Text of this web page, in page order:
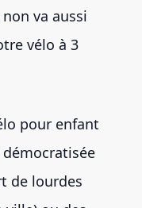
va aussi
vélo à 3
pour enfant
démocratisée
de lourdes